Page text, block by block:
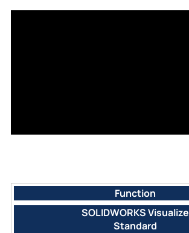
Function
SOLIDWORKS Visualize
Standard